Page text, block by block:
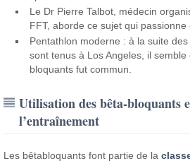
Le Dr Pierre Talbot, médecin
FFT, aborde ce sujet qui passionne
Pentathlon moderne : à la suite
sont tenus à Los Angeles, il semble
bloquants fut commun.
Utilisation des bêta-bloquants
l’entraînement
Les bêtabloquants font partie de la